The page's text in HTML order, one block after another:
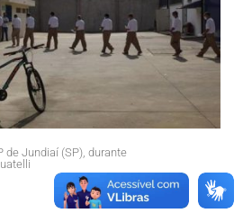
de Jundiaí (SP), durante